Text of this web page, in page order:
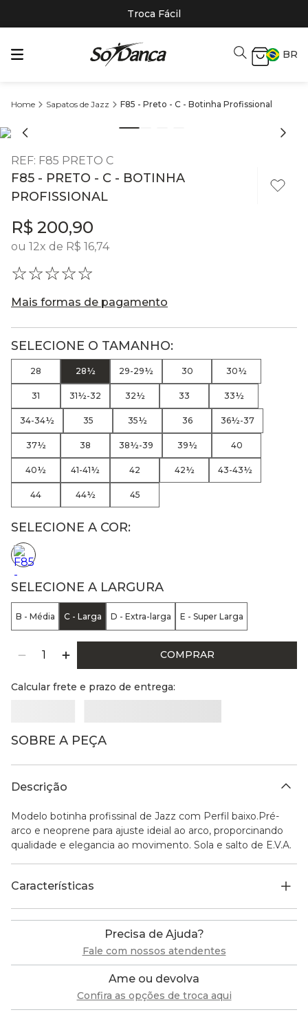
Troca Fácil
BR
Sapatos de Jazz F85 - Preto - C - Botinha Profissional
REF: F85 PRETO C
F85 - PRETO - C - BOTINHA
PROFISSIONAL
R$ 200,90
ou 12x de R$ 16,74
☆☆☆☆☆
Mais formas de pagamento
28 28½ 29-29½ 30 30½
31 31½-32 32½ 33 33½
34-34½ 35 35½ 36 36½-37
37½ 38 38½-39 39½ 40
40½ 41-41½ 42 42½ 43-43½
44 44½ 45
SELECIONE A COR:
SELECIONE A LARGURA
B - Média C - Larga D - Extra-larga E - Super Larga
COMPRAR
Calcular frete e prazo de entrega:
SOBRE A PEÇA
Descrição
Modelo botinha profissinal de Jazz com Perfil baixo.Pré-
arco e neoprene para ajuste ideial ao arco, proporcinando
qualidade e elegancia ao movimento. Sola e salto de E.V.A.
Características
Precisa de Ajuda?
Fale com nossos atendentes
Ame ou devolva
Confira as opções de troca aqui